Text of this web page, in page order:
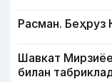
Расман. Беҳруз
Шавкат
билан